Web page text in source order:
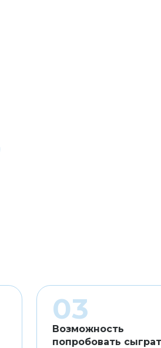
Возможность
попробовать